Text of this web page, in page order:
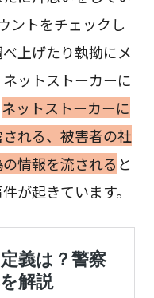
ントをチェックし
上げたり執拗にメ
ットストーカーに
ネットストーカーに
れる、被害者の社
情報を流される と
が起きています。